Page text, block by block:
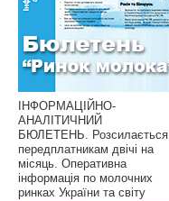
ІНФОРМАЦІЙНО-
АНАЛІТИЧНИЙ
БЮЛЕТЕНЬ. Розсилається
передплатникам двічі на
місяць. Оперативна
інформація по молочних
ринках України та світу